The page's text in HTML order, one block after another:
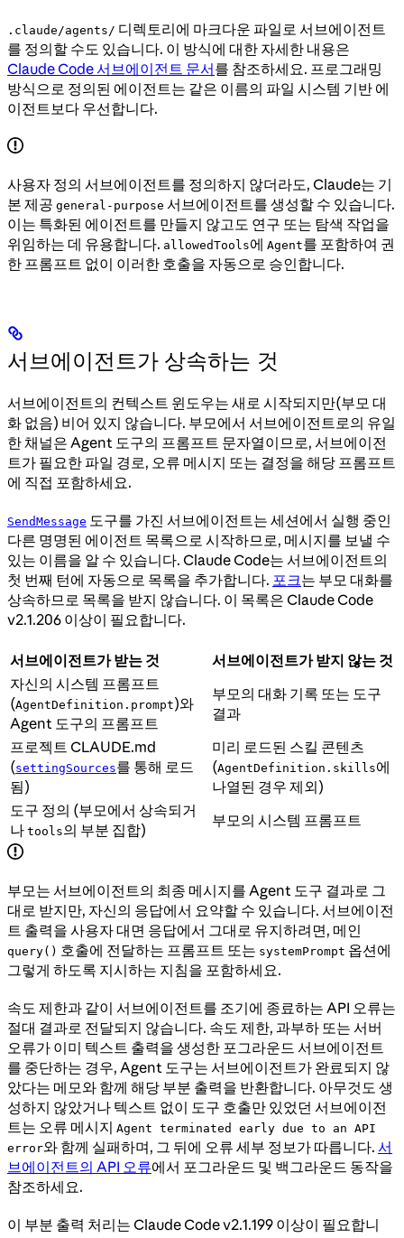
.claude/agents/ 디렉토리에 마크다운 파일로 서브에이전트
를 정의할 수도 있습니다. 이 방식에 대한 자세한 내용은
Claude Code 서브에이전트 문서를 참조하세요. 프로그래밍
방식으로 정의된 에이전트는 같은 이름의 파일 시스템 기반 에
이전트보다 우선합니다.
사용자 정의 서브에이전트를 정의하지 않더라도, Claude는 기
본 제공 general-purpose 서브에이전트를 생성할 수 있습니다.
이는 특화된 에이전트를 만들지 않고도 연구 또는 탐색 작업을
위임하는 데 유용합니다. allowedTools에 Agent를 포함하여 권
한 프롬프트 없이 이러한 호출을 자동으로 승인합니다.
서브에이전트가 상속하는 것
서브에이전트의 컨텍스트 윈도우는 새로 시작되지만(부모 대
화 없음) 비어 있지 않습니다. 부모에서 서브에이전트로의 유일
한 채널은 Agent 도구의 프롬프트 문자열이므로, 서브에이전
트가 필요한 파일 경로, 오류 메시지 또는 결정을 해당 프롬프트
에 직접 포함하세요.
SendMessage 도구를 가진 서브에이전트는 세션에서 실행 중인
다른 명명된 에이전트 목록으로 시작하므로, 메시지를 보낼 수
있는 이름을 알 수 있습니다. Claude Code는 서브에이전트의
첫 번째 턴에 자동으로 목록을 추가합니다. 포크는 부모 대화를
상속하므로 목록을 받지 않습니다. 이 목록은 Claude Code
v2.1.206 이상이 필요합니다.
서브에이전트가 받는 것
서브에이전트가 받지 않는 것
자신의 시스템 프롬프트
(AgentDefinition.prompt)와
Agent 도구의 프롬프트
부모의 대화 기록 또는 도구
결과
프로젝트 CLAUDE.md
(settingSources를 통해 로드
됨)
미리 로드된 스킬 콘텐츠
(AgentDefinition.skills에
나열된 경우 제외)
도구 정의 (부모에서 상속되거
나 tools의 부분 집합)
부모의 시스템 프롬프트
부모는 서브에이전트의 최종 메시지를 Agent 도구 결과로 그
대로 받지만, 자신의 응답에서 요약할 수 있습니다. 서브에이전
트 출력을 사용자 대면 응답에서 그대로 유지하려면, 메인
query() 호출에 전달하는 프롬프트 또는 systemPrompt 옵션에
그렇게 하도록 지시하는 지침을 포함하세요.
속도 제한과 같이 서브에이전트를 조기에 종료하는 API 오류는
절대 결과로 전달되지 않습니다. 속도 제한, 과부하 또는 서버
오류가 이미 텍스트 출력을 생성한 포그라운드 서브에이전트
를 중단하는 경우, Agent 도구는 서브에이전트가 완료되지 않
았다는 메모와 함께 해당 부분 출력을 반환합니다. 아무것도 생
성하지 않았거나 텍스트 없이 도구 호출만 있었던 서브에이전
트는 오류 메시지 Agent terminated early due to an API
error와 함께 실패하며, 그 뒤에 오류 세부 정보가 따릅니다. 서
브에이전트의 API 오류에서 포그라운드 및 백그라운드 동작을
참조하세요.
이 부분 출력 처리는 Claude Code v2.1.199 이상이 필요합니